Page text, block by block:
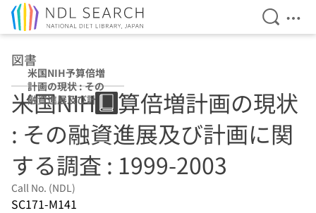
Open
図書
米国NIH予算倍増
計画の現状 : その
融資進展及び計画
に関する調査 :
1999-2003
米国NIH予算倍増計画の現状
: その融資進展及び計画に関
する調査 : 1999-2003
Call No. (NDL)
SC171-M141